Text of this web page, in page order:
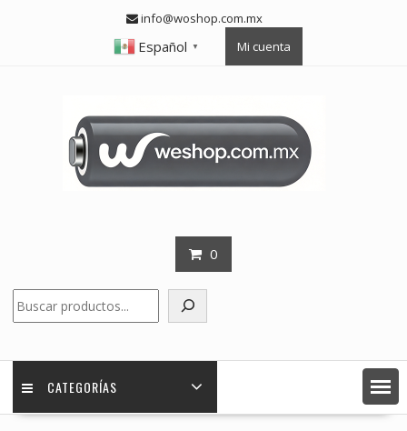
info@woshop.com.mx
Español ▼ Mi cuenta
0
CATEGORÍAS